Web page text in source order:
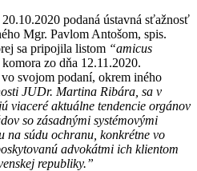
podaná ústavná sťažnosť
Mgr. Pavlom Antošom, spis.
sa pripojila listom “amicus
zo dňa 12.11.2020.
svojom podaní, okrem iného
JUDr. Martina Ribára, sa v
viaceré aktuálne tendencie orgánov
so zásadnými systémovými
súdu ochranu, konkrétne vo
advokátmi ich klientom
republiky.”